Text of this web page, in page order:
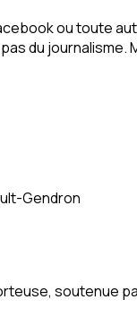
ou toute
du
Gendron
soutenue